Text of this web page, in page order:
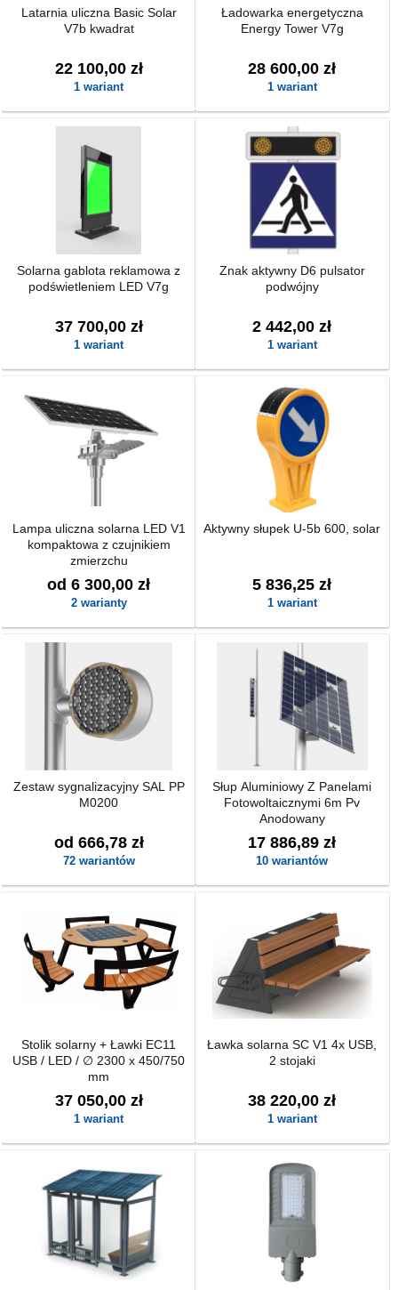
Latarnia uliczna Basic Solar
V7b kwadrat
22 100,00 zł
1 wariant
Ładowarka energetyczna
Energy Tower V7g
28 600,00 zł
1 wariant
Solarna gablota reklamowa z
podświetleniem LED V7g
37 700,00 zł
1 wariant
Znak aktywny D6 pulsator
podwójny
2 442,00 zł
1 wariant
Lampa uliczna solarna LED V1
kompaktowa z czujnikiem
zmierzchu
od 6 300,00 zł
2 warianty
Aktywny słupek U-5b 600, solar
5 836,25 zł
1 wariant
Zestaw sygnalizacyjny SAL PP
M0200
od 666,78 zł
72 wariantów
Słup Aluminiowy Z Panelami
Fotowoltaicznymi 6m Pv
Anodowany
17 886,89 zł
10 wariantów
Stolik solarny + Ławki EC11
USB / LED / ∅ 2300 x 450/750
mm
37 050,00 zł
1 wariant
Ławka solarna SC V1 4x USB,
2 stojaki
38 220,00 zł
1 wariant